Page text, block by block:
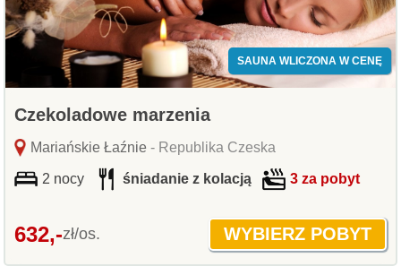
SAUNA WLICZONA W CENĘ
Czekoladowe marzenia
Mariańskie Łaźnie- Republika Czeska
2 nocy śniadanie z kolacją 3 za pobyt
632,-zł/os.